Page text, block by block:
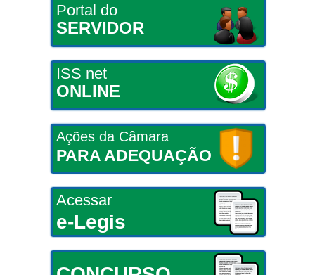
Portal do
SERVIDOR
ISS net
ONLINE
Ações da Câmara
PARA ADEQUAÇÃO
Acessar
e-Legis